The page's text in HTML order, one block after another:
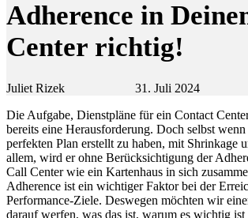
Adherence in
Center richtig!
Juliet Rizek 31. Juli 2024
Die Aufgabe, Dienstpläne für ein Contact
bereits eine Herausforderung. Doch selbst
perfekten Plan erstellt zu haben, mit Shrinkage
allem, wird er ohne Berücksichtigung der
Call Center wie ein Kartenhaus in sich
Adherence ist ein wichtiger Faktor bei der
Performance-Ziele. Deswegen möchten wir
darauf werfen, was das ist, warum es wichtig